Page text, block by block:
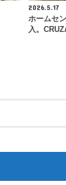
2026.5.17
ホームセ
入。